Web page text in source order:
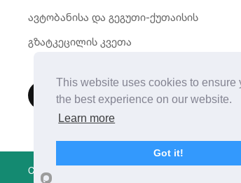
ავტობანისა და გეგუთი-ქუთაისის
გზატკეცილის კვეთა
Copyright © 2021 | Created By
This website uses cookies to ensure
the best experience on our website.
Learn more
Got it!